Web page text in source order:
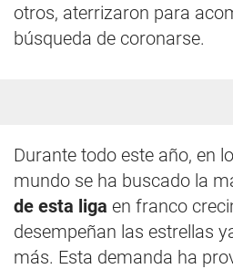
otros, aterrizaron para
búsqueda de coronarse.
Durante todo este año, en
mundo se ha buscado la
de esta liga en franco
desempeñan las estrellas
más. Esta demanda ha